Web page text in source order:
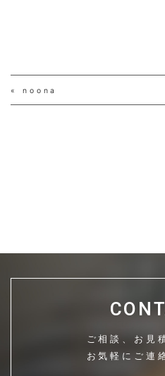
« noona
ご相談、お見
お気軽にご連